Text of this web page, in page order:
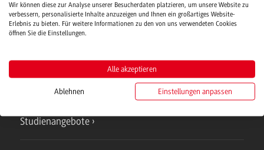
Verwaltung
Studienangebote
Wir können diese zur Analyse unserer Besucherdaten platzieren, um unsere Website zu
verbessern, personalisierte Inhalte anzuzeigen und Ihnen ein großartiges Website-
Erlebnis zu bieten. Für weitere Informationen zu den von uns verwendeten Cookies
öffnen Sie die Einstellungen.
Alle akzeptieren
Ablehnen Einstellungen anpassen